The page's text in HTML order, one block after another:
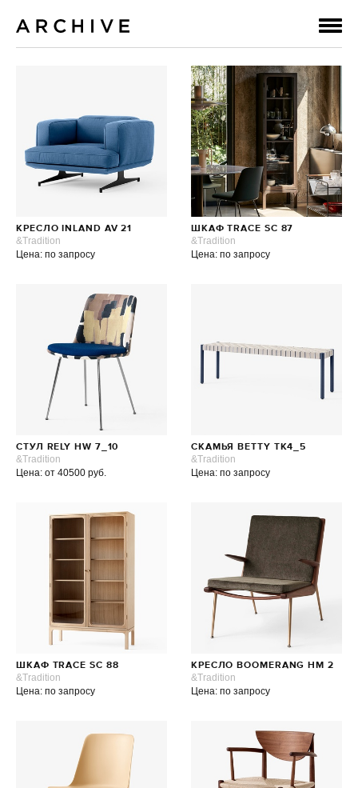
КРЕСЛО INLAND AV 21
&Tradition
Цена: по запросу
ШКАФ TRACE SC 87
&Tradition
Цена: по запросу
СТУЛ RELY HW 7_10
&Tradition
Цена: от 40500 руб.
СКАМЬЯ BETTY TK4_5
&Tradition
Цена: по запросу
ШКАФ TRACE SC 88
&Tradition
Цена: по запросу
КРЕСЛО BOOMERANG HM 2
&Tradition
Цена: по запросу